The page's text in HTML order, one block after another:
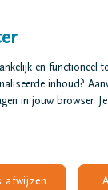
We zijn
en functioneel
inhoud?
in jouw browser.
afwijzen